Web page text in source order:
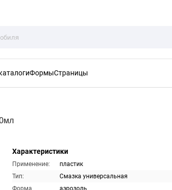
ФормыСтраницы
Характеристики
Применение:
пластик
Тип:
Смазка универсальная
Форма
аэрозоль